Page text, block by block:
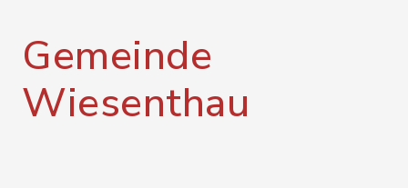
Gemeinde
Wiesenthau